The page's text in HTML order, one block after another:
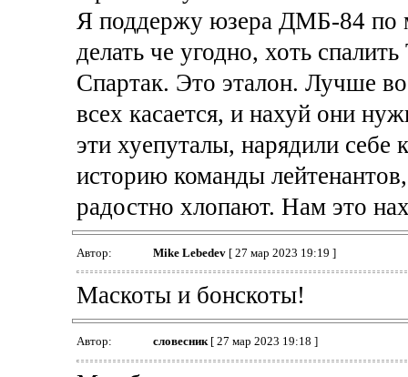
Я поддержу юзера ДМБ-84 по
делать че угодно, хоть
Спартак. Это эталон. Лучше
всех касается, и нахуй они
эти хуепуталы, нарядили
историю команды
радостно хлопают. Нам это
Автор: Mike Lebedev[ 27 мар 2023 19:19 ]
Маскоты и бонскоты!
Автор: словесник[ 27 мар 2023 19:18 ]